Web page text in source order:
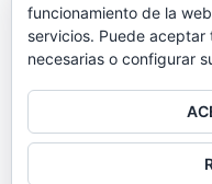
de
entradas
ENTRADAS
ANTERIORES
funcionamiento de la
servicios. Puede
necesarias o configurar